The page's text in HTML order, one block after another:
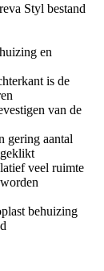
Styl bestand
en
is de
van de
gering aantal
veel ruimte
behuizing